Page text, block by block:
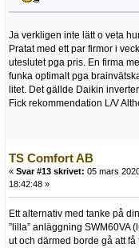
Ja verkligen inte lätt o veta
Pratat med ett par firmor i
uteslutet pga pris. En firma
funka optimalt pga
litet. Det gällde Daikin
Fick rekommendation L/V
TS Comfort AB
« Svar #13 skrivet: 05 mars
18:42:48 »
Ett alternativ med tanke på
”lilla” anläggning SWM60VA
ut och därmed borde gå att